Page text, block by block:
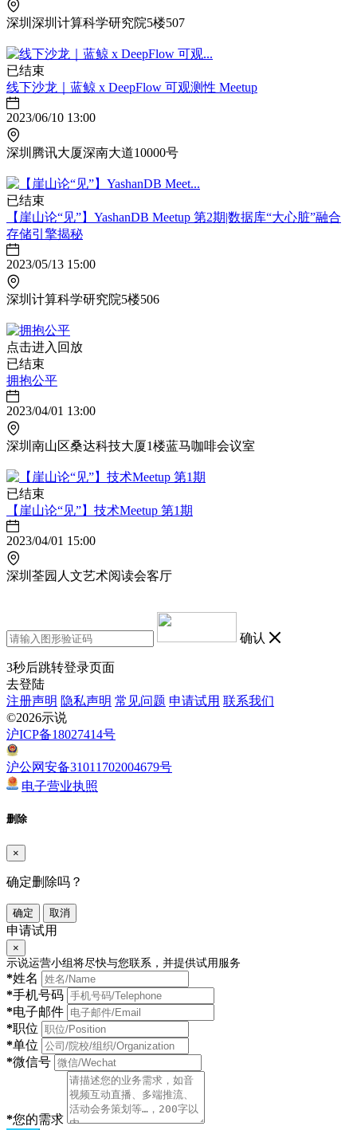
深圳深圳计算科学研究院5楼507
已结束
线下沙龙｜蓝鲸 x DeepFlow 可观测性 Meetup
2023/06/10 13:00
深圳腾讯大厦深南大道10000号
已结束
【崖山论“见”】YashanDB Meetup 第2期|数据库“大心脏”融合
存储引擎揭秘
2023/05/13 15:00
深圳计算科学研究院5楼506
点击进入回放
已结束
拥抱公平
2023/04/01 13:00
深圳南山区桑达科技大厦1楼蓝马咖啡会议室
已结束
【崖山论“见”】技术Meetup 第1期
2023/04/01 15:00
深圳荃园人文艺术阅读会客厅
确认
3秒后跳转登录页面
去登陆
注册声明 隐私声明 常见问题 申请试用 联系我们
©2026示说
沪ICP备18027414号
沪公网安备31011702004679号
电子营业执照
删除
×
确定删除吗？
确定 取消
申请试用
×
示说运营小组将尽快与您联系，并提供试用服务
*姓名
*手机号码
*电子邮件
*职位
*单位
*微信号
*您的需求